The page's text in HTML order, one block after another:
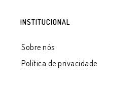
INSTITUCIONAL
Sobre nós
Política de privacidade